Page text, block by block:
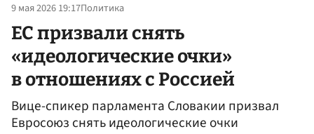
9 мая 2026 19:17Политика
ЕС призвали снять
«идеологические очки»
в отношениях с Россией
Вице-спикер парламента Словакии призвал
Евросоюз снять идеологические очки